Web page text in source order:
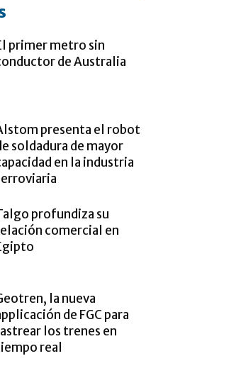
primer metro sin
de Australia
presenta el robot
soldadura de mayor
en la industria
profundiza su
comercial en
la nueva
de FGC para
los trenes en
real